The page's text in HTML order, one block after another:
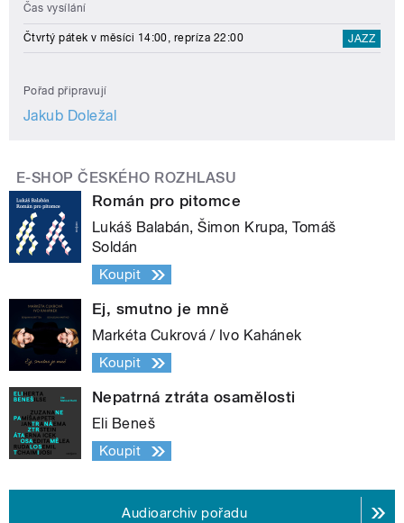
Čas vysílání
Čtvrtý pátek v měsíci 14:00, repríza 22:00 JAZZ
Pořad připravují
Jakub Doležal
E-SHOP ČESKÉHO ROZHLASU
Román pro pitomce
Lukáš Balabán, Šimon Krupa, Tomáš
Soldán
Koupit
Ej, smutno je mně
Markéta Cukrová / Ivo Kahánek
Koupit
Nepatrná ztráta osamělosti
Eli Beneš
Koupit
Audioarchiv pořadu